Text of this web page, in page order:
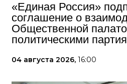
«Единая Россия»
соглашение о
Общественной
политическими
04 августа 2026, 16:00